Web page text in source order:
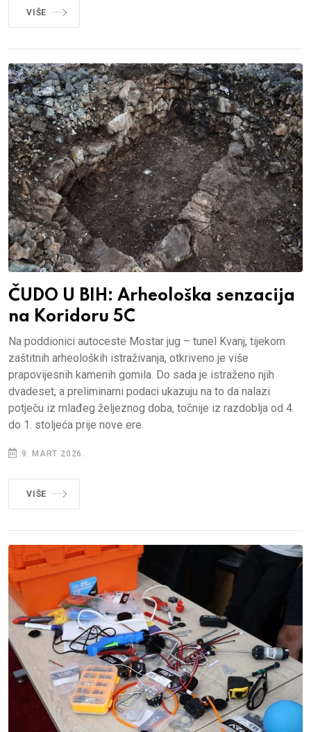
VIŠE
ČUDO U BIH: Arheološka senzacija
na Koridoru 5C
Na poddionici autoceste Mostar jug – tunel Kvanj, tijekom
zaštitnih arheoloških istraživanja, otkriveno je više
prapovijesnih kamenih gomila. Do sada je istraženo njih
dvadeset, a preliminarni podaci ukazuju na to da nalazi
potječu iz mlađeg željeznog doba, točnije iz razdoblja od 4.
do 1. stoljeća prije nove ere.
9. MART 2026.
VIŠE